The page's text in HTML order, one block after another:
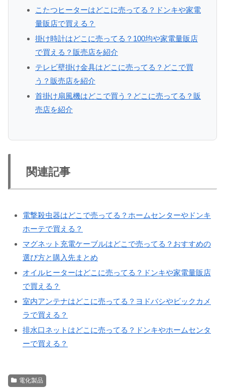
こたつヒーターはどこに売ってる？ドンキや家電
量販店で買える？
掛け時計はどこに売ってる？100均や家電量販店
で買える？販売店を紹介
テレビ壁掛け金具はどこに売ってる？どこで買
う？販売店を紹介
首掛け扇風機はどこで買う？どこに売ってる？販
売店を紹介
関連記事
電撃殺虫器はどこで売ってる？ホームセンターやドンキ
ホーテで買える？
マグネット充電ケーブルはどこで売ってる？おすすめの
選び方と購入先まとめ
オイルヒーターはどこに売ってる？ドンキや家電量販店
で買える？
室内アンテナはどこに売ってる？ヨドバシやビックカメ
ラで買える？
排水口ネットはどこに売ってる？ドンキやホームセンタ
ーで買える？
電化製品